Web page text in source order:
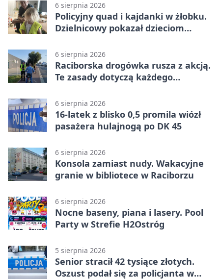
6 sierpnia 2026
Policyjny quad i kajdanki w żłobku.
Dzielnicowy pokazał dzieciom
6 sierpnia 2026
Raciborska drogówka rusza z akcją.
Te zasady dotyczą każdego
6 sierpnia 2026
16-latek z blisko 0,5 promila wiózł
pasażera hulajnogą po DK 45
6 sierpnia 2026
Konsola zamiast nudy. Wakacyjne
granie w bibliotece w Raciborzu
6 sierpnia 2026
Nocne baseny, piana i lasery. Pool
Party w Strefie H2Ostróg
5 sierpnia 2026
Senior stracił 42 tysiące złotych.
Oszust podał się za policjanta w